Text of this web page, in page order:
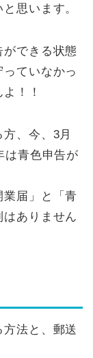
思います。
ができる状態
ていなかっ
！！
、今、3月
は青色申告が
届」と「青
ありません
法と、郵送